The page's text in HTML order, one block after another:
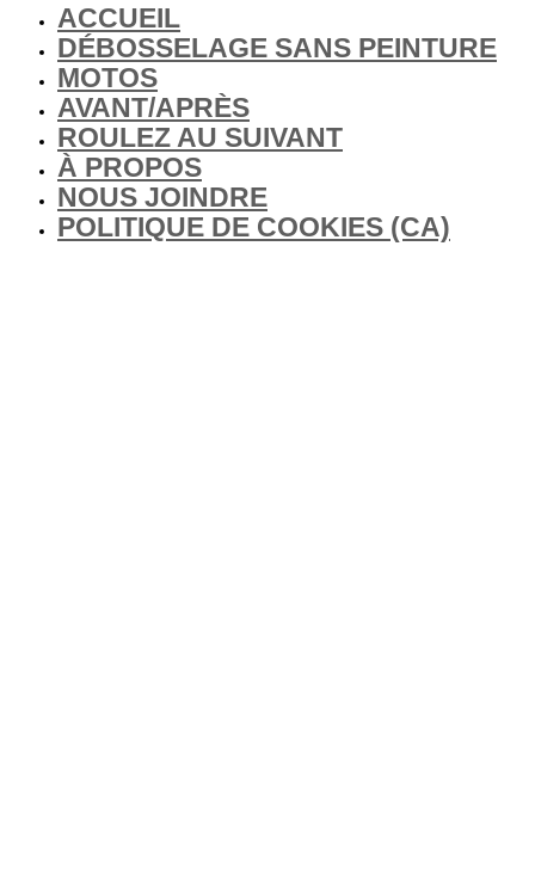
ACCUEIL
DÉBOSSELAGE SANS PEINTURE
MOTOS
AVANT/APRÈS
ROULEZ AU SUIVANT
À PROPOS
NOUS JOINDRE
POLITIQUE DE COOKIES (CA)